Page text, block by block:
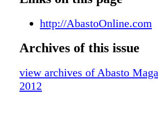
http://AbastoOnline.com
Archives of this issue
view archives of Abasto
2012